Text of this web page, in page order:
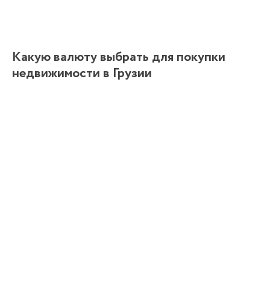
Какую валюту выбрать для покупки
недвижимости в Грузии